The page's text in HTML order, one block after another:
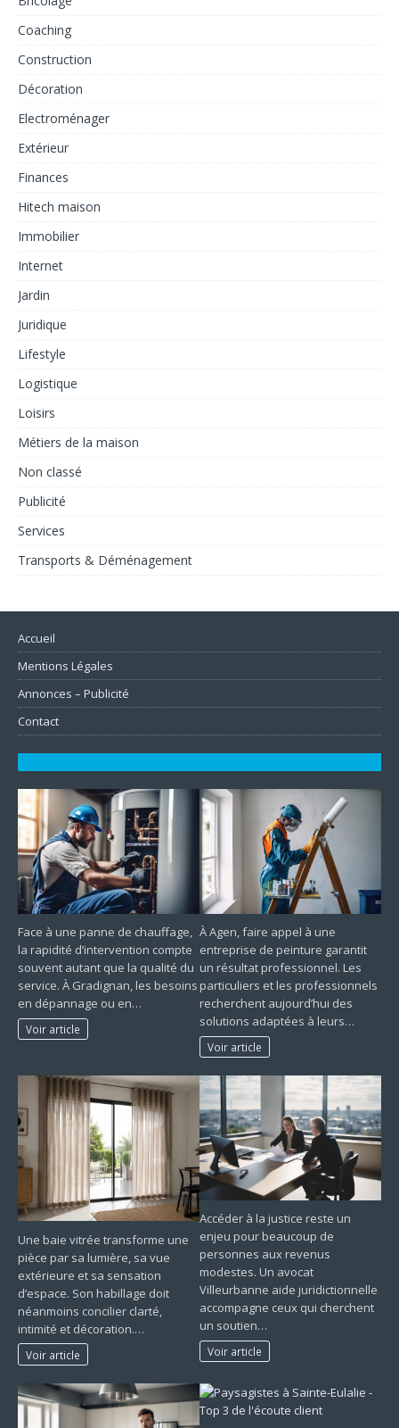
Coaching
Construction
Décoration
Electroménager
Extérieur
Finances
Hitech maison
Immobilier
Internet
Jardin
Juridique
Lifestyle
Logistique
Loisirs
Métiers de la maison
Non classé
Publicité
Services
Transports & Déménagement
Accueil
Mentions Légales
Annonces – Publicité
Contact
Face à une panne de chauffage,
la rapidité d’intervention compte
souvent autant que la qualité du
service. À Gradignan, les besoins
en dépannage ou en…
Voir article
À Agen, faire appel à une
entreprise de peinture garantit
un résultat professionnel. Les
particuliers et les professionnels
recherchent aujourd’hui des
solutions adaptées à leurs…
Voir article
Une baie vitrée transforme une
pièce par sa lumière, sa vue
extérieure et sa sensation
d’espace. Son habillage doit
néanmoins concilier clarté,
intimité et décoration.…
Voir article
Accéder à la justice reste un
enjeu pour beaucoup de
personnes aux revenus
modestes. Un avocat
Villeurbanne aide juridictionnelle
accompagne ceux qui cherchent
un soutien…
Voir article